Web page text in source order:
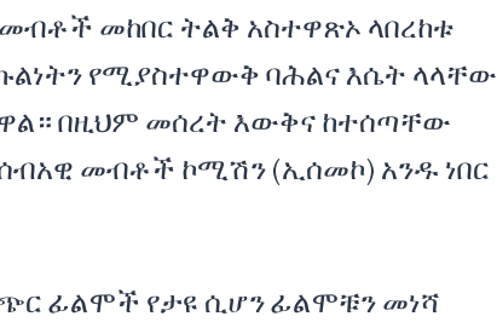
መከበር ትልቅ አስተዋጽኦ ላበረከቱ
የሚያስተዋውቅ ባሕልና እሴት ላላቸው
በዚህም መሰረት እውቅና ከተሰጣቸው
መብቶች ኮሚሽን (ኢሰመኮ) አንዱ ነበር
ፊልሞች የታዩ ሲሆን ፊልሞቹን መነሻ